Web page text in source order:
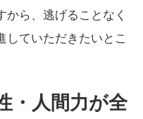
ら、逃げることなく
していただきたいとこ
・人間力が全